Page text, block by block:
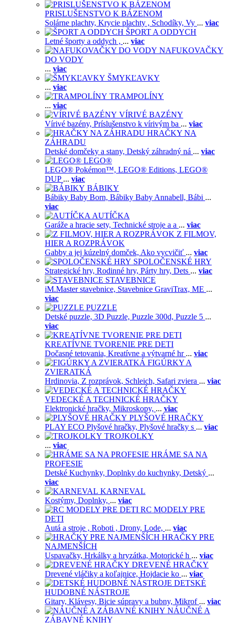
PRISLUŠENSTVO K BÁZENOM
Solárne plachty, Krycie plachty , Schodíky, Vy ... viac
ŠPORT A ODDYCH
Letné športy a oddych , ... viac
NAFUKOVAČKY
DO VODY
... viac
ŠMYKĽAVKY
... viac
TRAMPOLÍNY
... viac
VÍRIVÉ BAZÉNY
Vírivé bazény, Príslušenstvo k vírivým ba ... viac
HRAČKY NA
ZÁHRADU
Detské domčeky a stany, Detský záhradný ná ... viac
LEGO®
LEGO® Pokémon™, LEGO® Editions, LEGO®
DUP ... viac
BÁBIKY
Bábiky Baby Born, Bábiky Baby Annabell, Bábi ...
viac
AUTÍČKA
Garáže a hracie sety, Technické stroje a a ... viac
Z FILMOV,
HIER A ROZPRÁVOK
Gabby a jej kúzelný domček, Ako vycvičiť ... viac
SPOLOČENSKÉ HRY
Strategické hry, Rodinné hry, Párty hry, Dets ... viac
STAVEBNICE
iM.Master stavebnice, Stavebnice GraviTrax, ME ...
viac
PUZZLE
Detské puzzle, 3D Puzzle, Puzzle 300d, Puzzle 5 ...
viac
KREATÍVNE TVORENIE PRE DETI
Dočasné tetovania, Kreatívne a výtvarné hr ... viac
FIGÚRKY A
ZVIERATKÁ
Hrdinovia, Z rozprávok, Schleich, Safari zviera ... viac
VEDECKÉ A TECHNICKÉ HRAČKY
Elektronické hračky, Mikroskopy, ... viac
PLYŠOVÉ HRAČKY
PLAY ECO Plyšové hračky, Plyšové hračky s ... viac
TROJKOLKY
... viac
HRÁME SA NA
PROFESIE
Detské Kuchynky, Doplnky do kuchynky, Detský ...
viac
KARNEVAL
Kostýmy, Doplnky, ... viac
RC MODELY PRE
DETI
Autá a stroje , Roboti , Drony, Lode, ... viac
HRAČKY PRE
NAJMENŠÍCH
Uspavačky, Hrkálky a hryzátka, Motorické h ... viac
DREVENÉ HRAČKY
Drevené vláčiky a koľajnice, Hojdacie ko ... viac
DETSKÉ
HUDOBNÉ NÁSTROJE
Gitary, Klávesy, Bicie súpravy a bubny, Mikrof ... viac
NÁUČNÉ A
ZÁBAVNÉ KNIHY